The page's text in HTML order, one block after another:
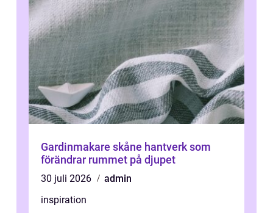
Gardinmakare skåne hantverk som
förändrar rummet på djupet
30 juli 2026
admin
inspiration